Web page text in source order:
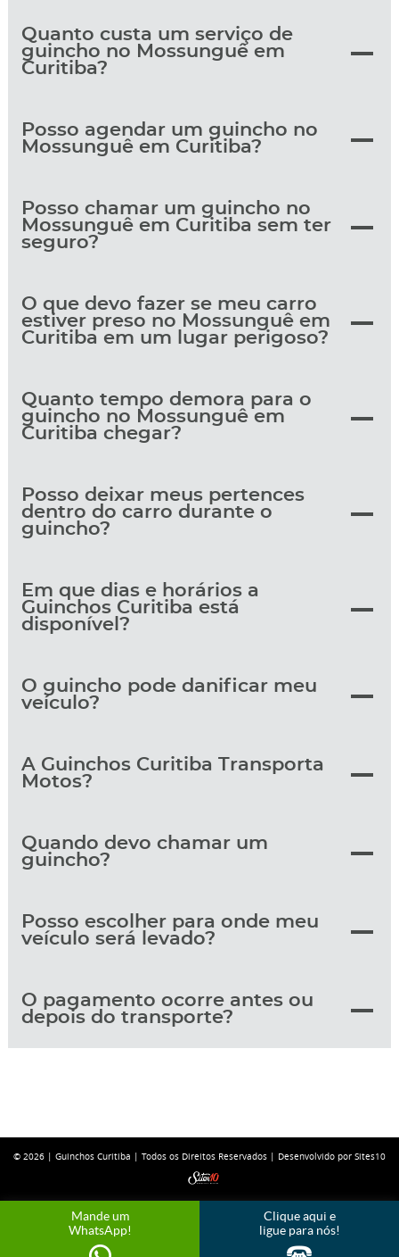
Quanto custa um serviço de
guincho no Mossunguê em
Curitiba?
Posso agendar um guincho no
Mossunguê em Curitiba?
Posso chamar um guincho no
Mossunguê em Curitiba sem ter
seguro?
O que devo fazer se meu carro
estiver preso no Mossunguê em
Curitiba em um lugar perigoso?
Quanto tempo demora para o
guincho no Mossunguê em
Curitiba chegar?
Posso deixar meus pertences
dentro do carro durante o
guincho?
Em que dias e horários a
Guinchos Curitiba está
disponível?
O guincho pode danificar meu
veículo?
A Guinchos Curitiba Transporta
Motos?
Quando devo chamar um
guincho?
Posso escolher para onde meu
veículo será levado?
O pagamento ocorre antes ou
depois do transporte?
© 2026 | Guinchos Curitiba | Todos os Direitos Reservados | Desenvolvido por Sites10
Mande um
WhatsApp!
Clique aqui e
ligue para nós!